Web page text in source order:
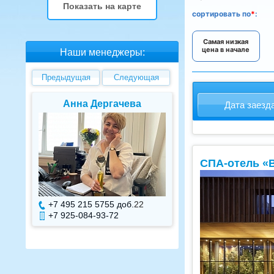
Показать на карте
Наши менеджеры:
Предыдущая Следующая
Анна Дергачева
+7 495 215 5755 доб. 22
+7 925-084-93-72
Елена
+7 495 215
+7 925-084-
сортировать по*:
Самая низкая
цена в начале
Дата
СПА-отель